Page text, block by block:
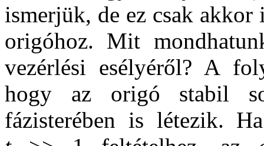
ismerjük, de ez csak
origóhoz. Mit
vezérlési esélyéről? A
hogy az origó stabil
fázisterében is létezik.